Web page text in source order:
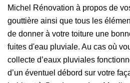
Michel Rénovation à propos de
gouttière ainsi que tous les
de donner à votre toiture une
fuites d'eau pluviale. Au cas où
collecte d’eaux pluviales
d’un éventuel débord sur votre